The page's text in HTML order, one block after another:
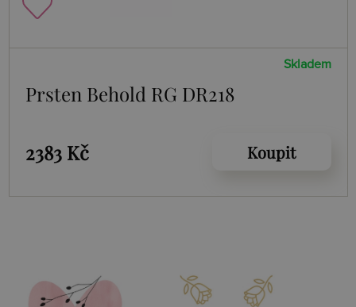
Skladem
Prsten Behold RG DR218
2383 Kč Koupit